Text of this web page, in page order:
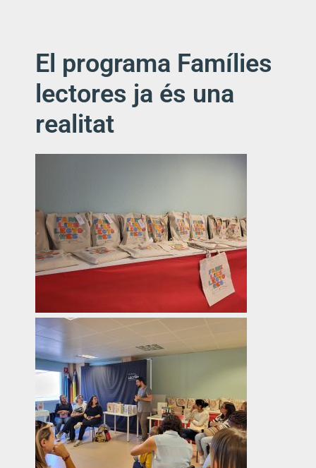
El programa Famílies
lectores ja és una
realitat